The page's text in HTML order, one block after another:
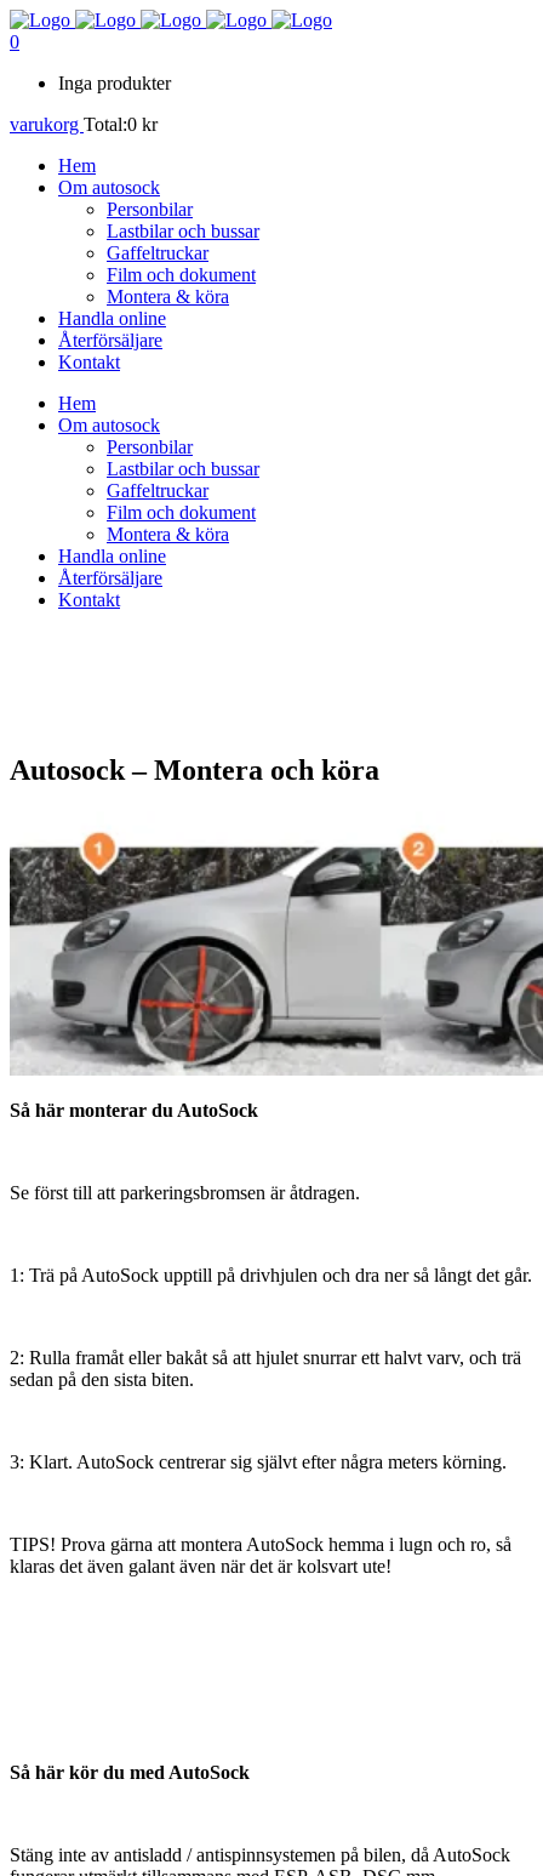
0
Inga produkter
varukorg Total:0 kr
Hem
Om autosock
Personbilar
Lastbilar och bussar
Gaffeltruckar
Film och dokument
Montera & köra
Handla online
Återförsäljare
Kontakt
Hem
Om autosock
Personbilar
Lastbilar och bussar
Gaffeltruckar
Film och dokument
Montera & köra
Handla online
Återförsäljare
Kontakt
Autosock – Montera och köra
Så här monterar du AutoSock
Se först till att parkeringsbromsen är åtdragen.
1: Trä på AutoSock upptill på drivhjulen och dra ner så långt det går.
2: Rulla framåt eller bakåt så att hjulet snurrar ett halvt varv, och trä
sedan på den sista biten.
3: Klart. AutoSock centrerar sig självt efter några meters körning.
TIPS! Prova gärna att montera AutoSock hemma i lugn och ro, så
klaras det även galant även när det är kolsvart ute!
Så här kör du med AutoSock
Stäng inte av antisladd / antispinnsystemen på bilen, då AutoSock